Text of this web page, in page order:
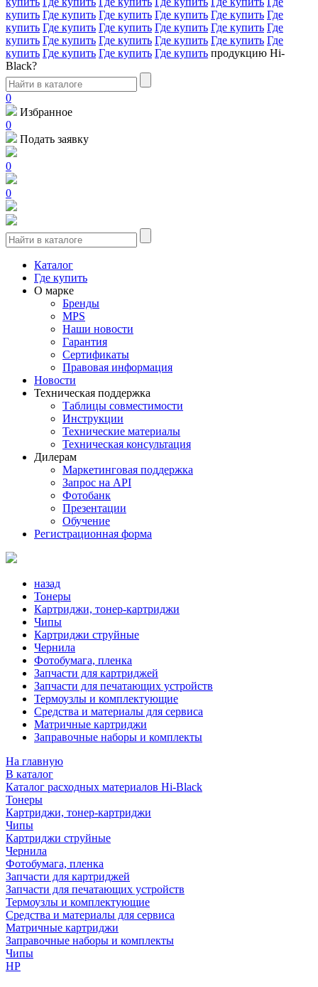
купить Где купить Где купить Где купить Где купить Где
купить Где купить Где купить Где купить Где купить Где
купить Где купить Где купить Где купить Где купить Где
купить Где купить Где купить Где купить продукцию Hi-
Black?
0
Избранное
0
Подать заявку
0
0
Каталог
Где купить
О марке
Бренды
MPS
Наши новости
Гарантия
Сертификаты
Правовая информация
Новости
Техническая поддержка
Таблицы совместимости
Инструкции
Технические материалы
Техническая консультация
Дилерам
Маркетинговая поддержка
Запрос на API
Фотобанк
Презентации
Обучение
Регистрационная форма
назад
Тонеры
Картриджи, тонер-картриджи
Чипы
Картриджи струйные
Чернила
Фотобумага, пленка
Запчасти для картриджей
Запчасти для печатающих устройств
Термоузлы и комплектующие
Средства и материалы для сервиса
Матричные картриджи
Заправочные наборы и комплекты
На главную
В каталог
Каталог расходных материалов Hi-Black
Тонеры
Картриджи, тонер-картриджи
Чипы
Картриджи струйные
Чернила
Фотобумага, пленка
Запчасти для картриджей
Запчасти для печатающих устройств
Термоузлы и комплектующие
Средства и материалы для сервиса
Матричные картриджи
Заправочные наборы и комплекты
Чипы
HP